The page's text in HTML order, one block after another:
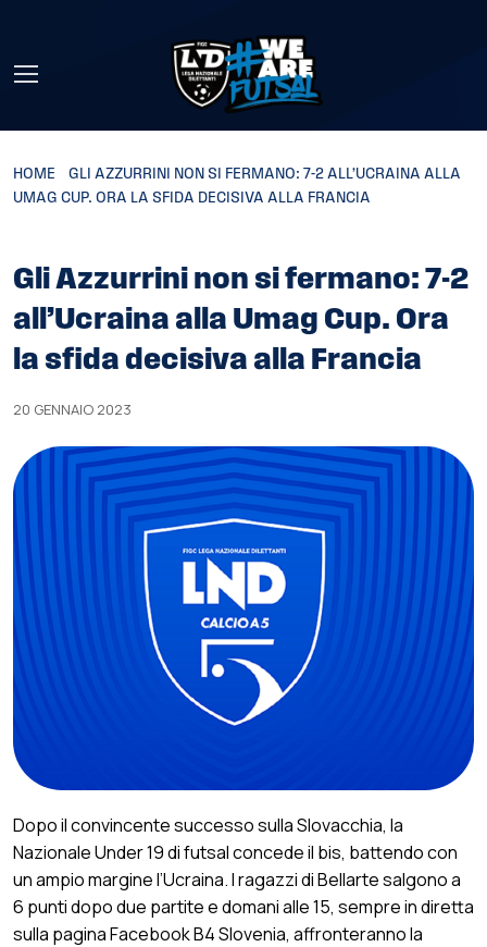
HOME
GLI AZZURRINI NON SI FERMANO: 7-2 ALL’UCRAINA ALLA
UMAG CUP. ORA LA SFIDA DECISIVA ALLA FRANCIA
Gli Azzurrini non si fermano: 7-2
all’Ucraina alla Umag Cup. Ora
la sfida decisiva alla Francia
20 GENNAIO 2023
Dopo il convincente successo sulla Slovacchia, la
Nazionale Under 19 di futsal concede il bis, battendo con
un ampio margine l’Ucraina. I ragazzi di Bellarte salgono a
6 punti dopo due partite e domani alle 15, sempre in diretta
sulla pagina Facebook B4 Slovenia, affronteranno la